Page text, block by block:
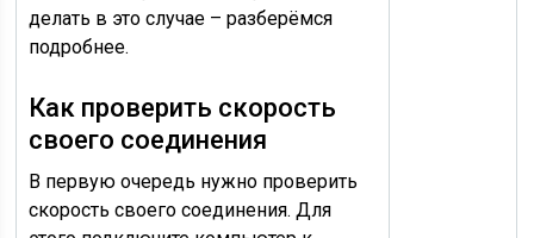
делать в это случае – разберёмся
подробнее.
Как проверить скорость
своего соединения
В первую очередь нужно проверить
скорость своего соединения. Для